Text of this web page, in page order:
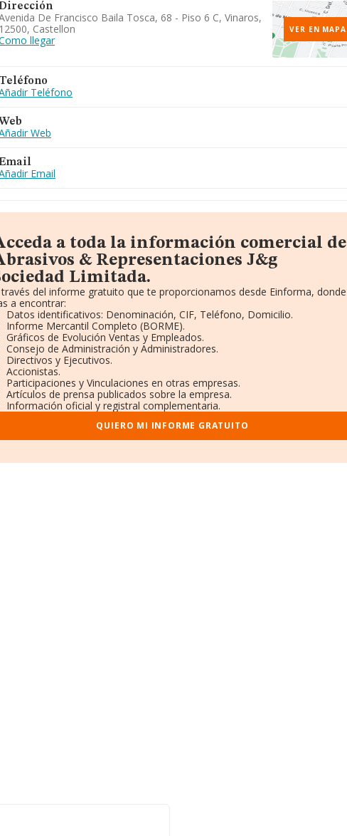
De Francisco Baila Tosca, 68 - Piso 6 C, Vinaros,
12500, Castellon
llegar
VER EN MAPA
Teléfono
Teléfono
Web
Email
a toda la información comercial de
& Representaciones J&g
Limitada.
del informe gratuito que te proporcionamos desde Einforma, donde
a encontrar:
Datos identificativos: Denominación, CIF, Teléfono, Domicilio.
Informe Mercantil Completo (BORME).
Gráficos de Evolución Ventas y Empleados.
Consejo de Administración y Administradores.
Directivos y Ejecutivos.
Accionistas.
Participaciones y Vinculaciones en otras empresas.
Artículos de prensa publicados sobre la empresa.
Información oficial y registral complementaria.
QUIERO MI INFORME GRATUITO